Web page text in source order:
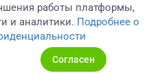
от ответственности
работы платформы,
и аналитики. Подробнее о
Согласен